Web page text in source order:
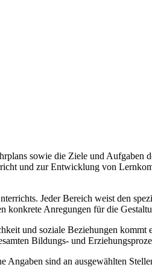
sowie die Ziele und Aufgaben
und zur Entwicklung von
Jeder Bereich weist den
konkrete Anregungen für die
und soziale Beziehungen
Bildungs- und
sind an ausgewählten